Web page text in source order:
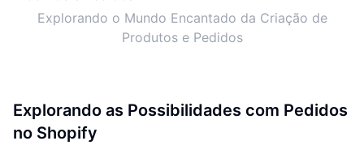
Explorando o Mundo Encantado da Criação de
Produtos e Pedidos
Explorando as Possibilidades com Pedidos
no Shopify